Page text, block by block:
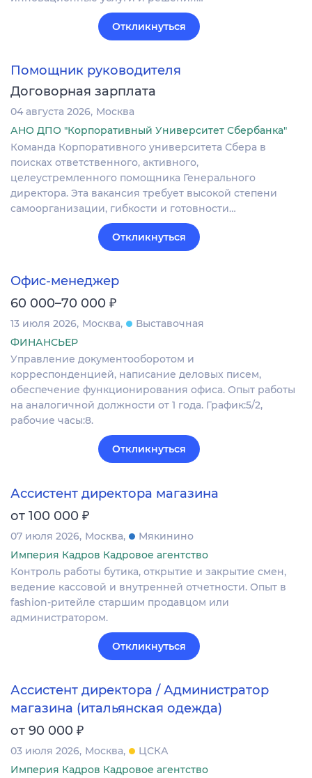
Откликнуться
Помощник руководителя
Договорная зарплата
04 августа 2026 Москва
АНО ДПО "Корпоративный Университет Сбербанка"
Команда Корпоративного университета Сбера в
поисках ответственного, активного,
целеустремленного помощника Генерального
директора. Эта вакансия требует высокой степени
самоорганизации, гибкости и готовности…
Откликнуться
Офис-менеджер
60 000–70 000 ₽
13 июля 2026 Москва
Выставочная
ФИНАНСЬЕР
Управление документооборотом и
корреспонденцией, написание деловых писем,
обеспечение функционирования офиса. Опыт работы
на аналогичной должности от 1 года. График:5/2,
рабочие часы:8.
Откликнуться
Ассистент директора магазина
от 100 000 ₽
07 июля 2026 Москва
Мякинино
Империя Кадров Кадровое агентство
Контроль работы бутика, открытие и закрытие смен,
ведение кассовой и внутренней отчетности. Опыт в
fashion-ритейле старшим продавцом или
администратором.
Откликнуться
Ассистент директора / Администратор
магазина (итальянская одежда)
от 90 000 ₽
03 июля 2026 Москва
ЦСКА
Империя Кадров Кадровое агентство